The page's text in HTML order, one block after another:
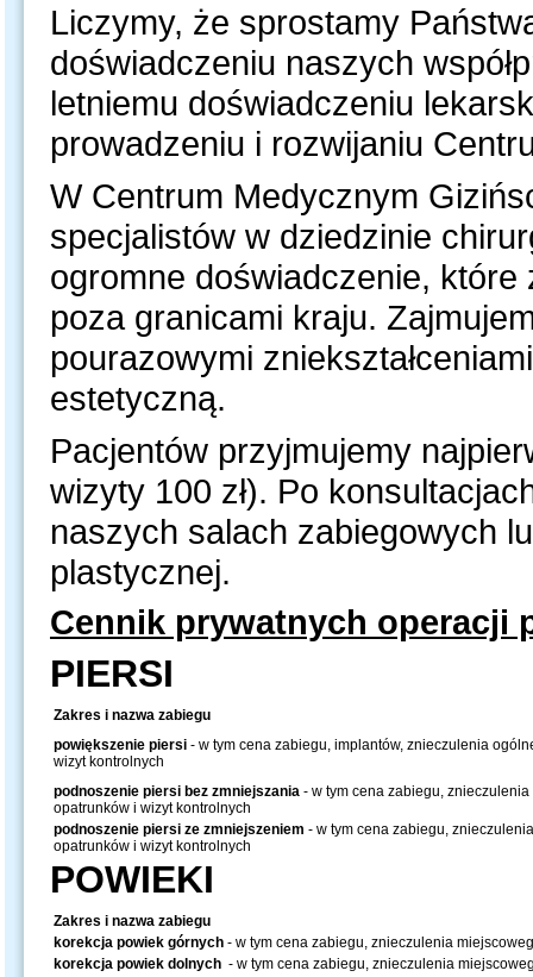
Liczymy, że sprostamy
doświadczeniu naszych
letniemu doświadczeniu
prowadzeniu i rozwijaniu
W Centrum Medycznym
specjalistów w dziedzinie
ogromne doświadczenie,
poza granicami kraju.
pourazowymi
estetyczną.
Pacjentów przyjmujemy
wizyty 100 zł). Po
naszych salach zabiegowych
plastycznej.
Cennik prywatnych operacji
PIERSI
Zakres i nazwa zabiegu
powiększenie piersi - w tym cena zabiegu, implantów, znieczulenia
wizyt kontrolnych
podnoszenie piersi bez zmniejszania - w tym cena zabiegu,
opatrunków i wizyt kontrolnych
podnoszenie piersi ze zmniejszeniem - w tym cena zabiegu,
opatrunków i wizyt kontrolnych
POWIEKI
Zakres i nazwa zabiegu
korekcja powiek górnych - w tym cena zabiegu, znieczulenia
korekcja powiek dolnych - w tym cena zabiegu, znieczulenia